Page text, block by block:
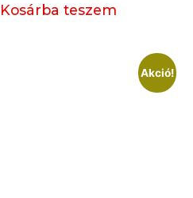
Kosárba teszem
Akció!